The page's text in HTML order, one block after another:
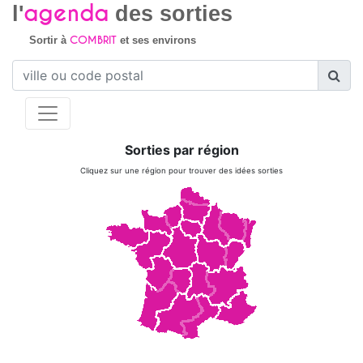
l'agenda des sorties
Sortir à COMBRITet ses environs
Sorties par région
Cliquez sur une région pour trouver des idées sorties